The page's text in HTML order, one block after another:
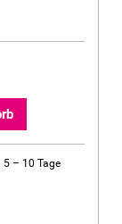
5 – 10 Tage